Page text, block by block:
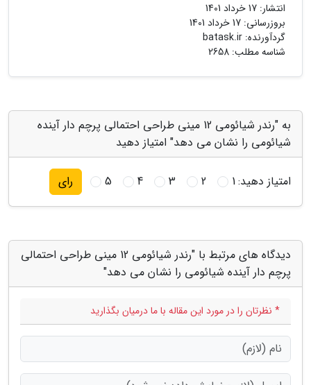
انتشار: 17 خرداد 1401
بروزرسانی: 17 خرداد 1401
گردآورنده: batask.ir
شناسه مطلب: 2658
به "رندر شیائومی 12 مینی طراحی احتمالی پرچم دار آینده
شیائومی را نشان می دهد" امتیاز دهید
امتیاز دهید:1
2
3
4
5 رای
دیدگاه های مرتبط با "رندر شیائومی 12 مینی طراحی احتمالی
پرچم دار آینده شیائومی را نشان می دهد"
* نظرتان را در مورد این مقاله با ما درمیان بگذارید